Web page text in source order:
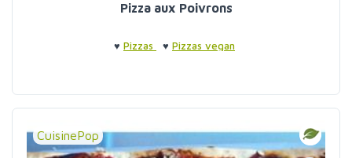
Pizza aux Poivrons
♥ Pizzas ♥ Pizzas vegan
CuisinePop